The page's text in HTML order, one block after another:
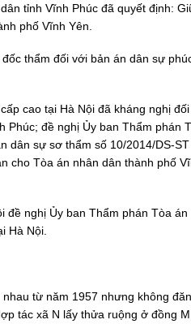
tỉnh Vĩnh Phúc đã quyết định:
phố Vĩnh Yên.
thẩm đối với bản án dân sự
cao tại Hà Nội đã kháng nghị
Phúc; đề nghị Ủy ban Thẩm phán
dân sự sơ thẩm số 10/2014/DS-
cho Tòa án nhân dân thành phố
đề nghị Ủy ban Thẩm phán Tòa
Hà Nội.
từ năm 1957 nhưng không
tác xã N lấy thửa ruộng ở đồng